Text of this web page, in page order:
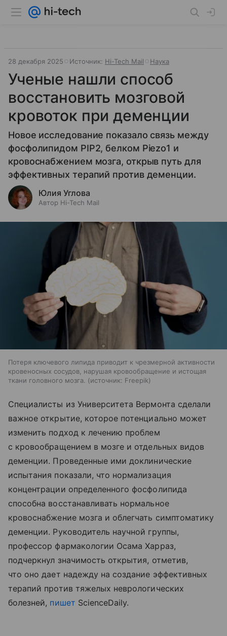
28 декабря 2025 Источник: Hi-Tech Mail Наука
Ученые нашли способ
восстановить мозговой
кровоток при деменции
Новое исследование показало связь между
фосфолипидом PIP2, белком Piezo1 и
кровоснабжением мозга, открыв путь для
эффективных терапий против деменции.
Юлия Углова
Автор Hi-Tech Mail
Потеря ключевого липида приводит к чрезмерной активности
кровеносных сосудов, нарушая кровообращение и истощая
ткани головного мозга.
источник: Freepik
Специалисты из Университета Вермонта сделали
важное открытие, которое потенциально может
изменить подход к лечению проблем
с кровообращением в мозге и отдельных видов
деменции. Проведенные ими доклинические
испытания показали, что нормализация
концентрации определенного фосфолипида
способна восстанавливать нормальное
кровоснабжение мозга и облегчать симптоматику
деменции. Руководитель научной группы,
профессор фармакологии Осама Харраз,
подчеркнул значимость открытия, отметив,
что оно дает надежду на создание эффективных
терапий против тяжелых неврологических
болезней, пишет ScienceDaily.